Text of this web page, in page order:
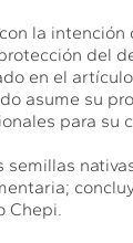
la intención
del
en el artículo
asume su
para su
semillas
Chepi.